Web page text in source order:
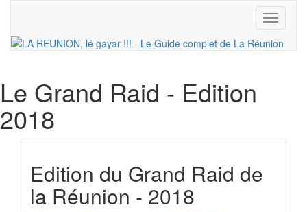
Toggle
Le Grand Raid - Edition
2018
Edition du Grand Raid de
la Réunion - 2018